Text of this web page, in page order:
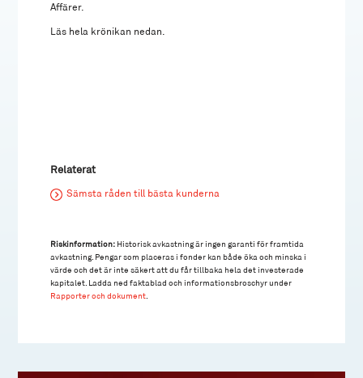
Affärer.
Läs hela krönikan nedan.
Relaterat
Sämsta råden till bästa kunderna
Riskinformation: Historisk avkastning är ingen garanti för framtida
avkastning. Pengar som placeras i fonder kan både öka och minska i
värde och det är inte säkert att du får tillbaka hela det investerade
kapitalet. Ladda ned faktablad och informationsbroschyr under
Rapporter och dokument